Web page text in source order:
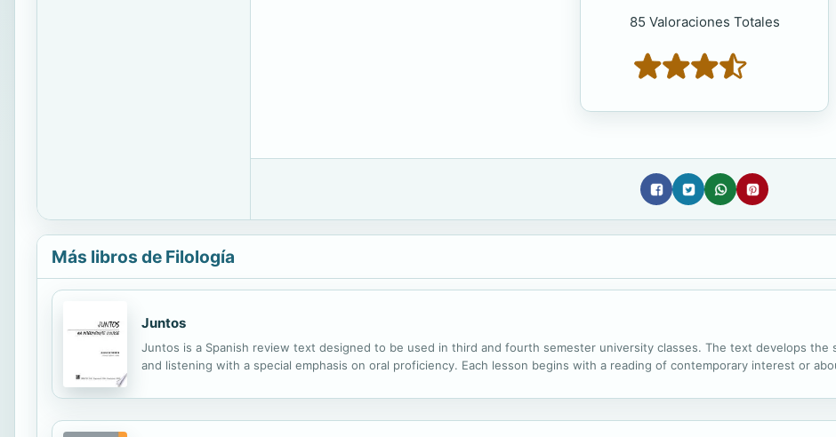
85 Valoraciones Totales
Más libros de Filología
Juntos
Juntos is a Spanish review text designed to be used in third and fourth semester university classes. The text develops the
and listening with a special emphasis on oral proficiency. Each lesson begins with a reading of contemporary interest or